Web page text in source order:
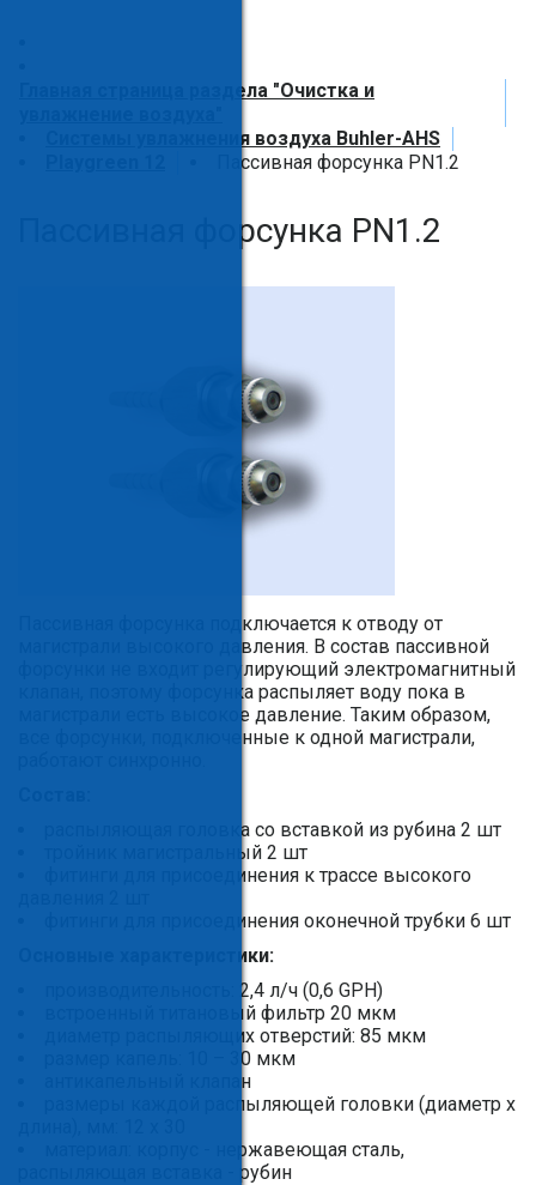
Главная страница раздела "Очистка и
Системы увлажнения воздуха Buhler-AHS
Пассивная форсунка PN1.2
Пассивная форсунка PN1.2
Пассивная форсунка подключается к отводу от
магистрали высокого давления. В состав пассивной
форсунки не входит регулирующий электромагнитный
клапан, поэтому форсунка распыляет воду пока в
магистрали есть высокое давление. Таким образом,
все форсунки, подключенные к одной магистрали,
распыляющая головка со вставкой из рубина 2 шт
тройник магистральный 2 шт
фитинги для присоединения к трассе высокого
фитинги для присоединения оконечной трубки 6 шт
Основные характеристики:
производительность: 2,4 л/ч (0,6 GPH)
встроенный титановый фильтр 20 мкм
диаметр распыляющих отверстий: 85 мкм
размер капель: 10 – 30 мкм
антикапельный клапан
размеры каждой распыляющей головки (диаметр х
материал: корпус - нержавеющая сталь,
распыляющая вставка - рубин